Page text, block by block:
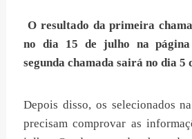
O resultado da primeira
no dia 15 de julho na
segunda chamada sairá no dia 5
Depois disso, os selecionados
precisam comprovar as